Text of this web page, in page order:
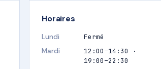
Horaires
Lundi
Fermé
Mardi
12:00–14:30 ·
19:00–22:30